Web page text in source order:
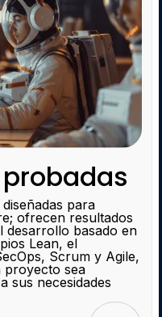
para
ofrecen resultados
desarrollo basado en
Lean, el
Scrum y Agile,
proyecto sea
sus necesidades